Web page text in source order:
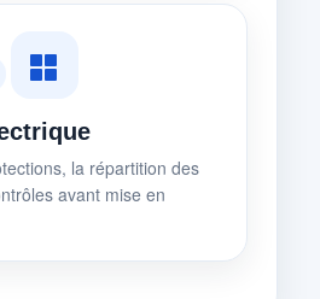
la répartition des
avant mise en